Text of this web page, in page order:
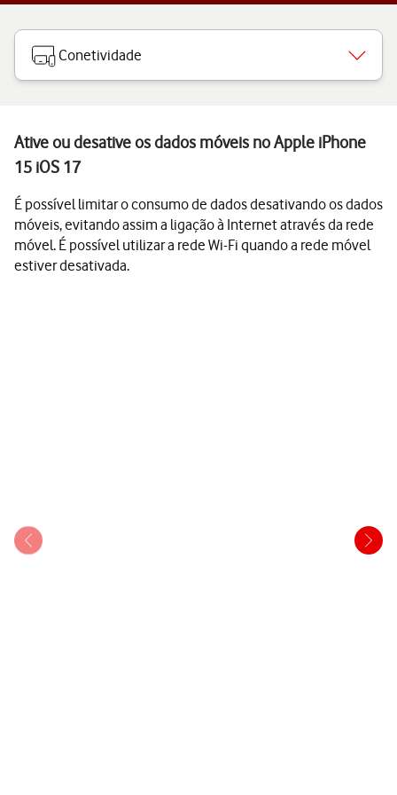
Conetividade
Ative ou desative os dados móveis no Apple iPhone
15 iOS 17
É possível limitar o consumo de dados desativando os dados
móveis, evitando assim a ligação à Internet através da rede
móvel. É possível utilizar a rede Wi-Fi quando a rede móvel
estiver desativada.